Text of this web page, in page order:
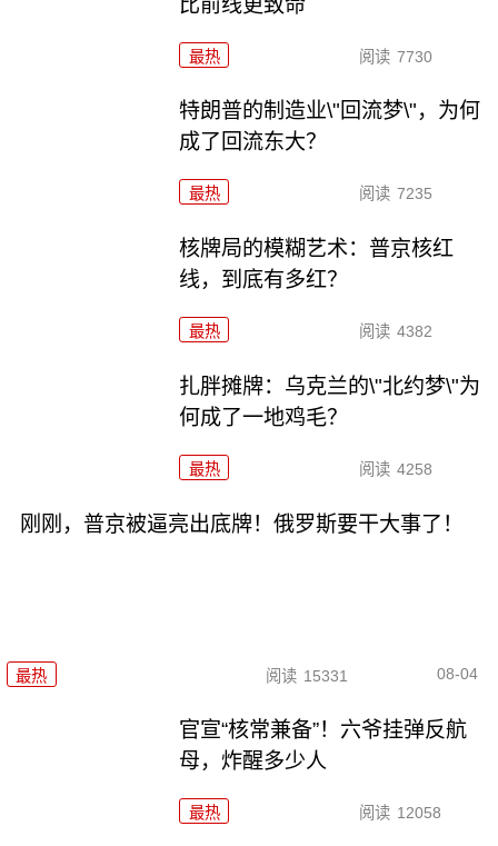
最热 阅读 7730
特朗普的制造业\"回流梦\"，为何
成了回流东大？
最热 阅读 7235
核牌局的模糊艺术：普京核红
线，到底有多红？
最热 阅读 4382
扎胖摊牌：乌克兰的\"北约梦\"为
何成了一地鸡毛？
最热 阅读 4258
刚刚，普京被逼亮出底牌！俄罗斯要干大事了！
最热 阅读 15331 08-04
官宣“核常兼备”！六爷挂弹反航
母，炸醒多少人
最热 阅读 12058